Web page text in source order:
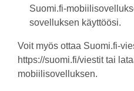
Suomi.fi-
sovelluksen käyttöösi.
Voit myös ottaa Suomi.fi-
https://suomi.fi/viestit tai
mobiilisovelluksen.